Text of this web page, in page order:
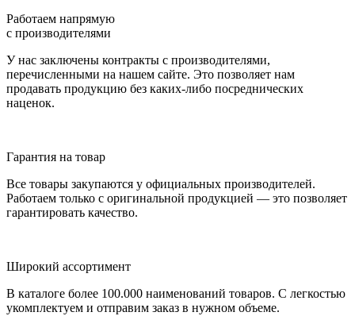
Работаем напрямую
с производителями
У нас заключены контракты с производителями,
перечисленными на нашем сайте. Это позволяет нам
продавать продукцию без каких-либо посреднических
наценок.
Гарантия на товар
Все товары закупаются у официальных производителей.
Работаем только с оригинальной продукцией — это позволяет
гарантировать качество.
Широкий ассортимент
В каталоге более 100.000 наименований товаров. С легкостью
укомплектуем и отправим заказ в нужном объеме.